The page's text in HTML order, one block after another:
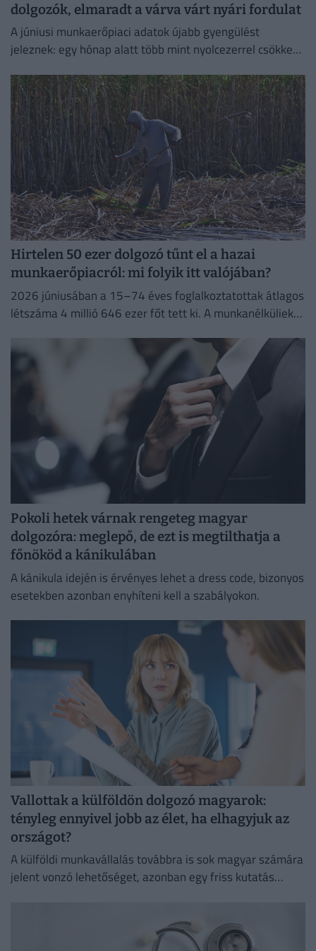
dolgozók, elmaradt a várva várt nyári fordulat
A júniusi munkaerőpiaci adatok újabb gyengülést
jeleznek: egy hónap alatt több mint nyolcezerrel csökkent
Hirtelen 50 ezer dolgozó tűnt el a hazai
munkaerőpiacról: mi folyik itt valójában?
2026 júniusában a 15–74 éves foglalkoztatottak átlagos
létszáma 4 millió 646 ezer főt tett ki. A munkanélküliek
Pokoli hetek várnak rengeteg magyar
dolgozóra: meglepő, de ezt is megtilthatja a
főnököd a kánikulában
A kánikula idején is érvényes lehet a dress code, bizonyos
esetekben azonban enyhíteni kell a szabályokon.
Vallottak a külföldön dolgozó magyarok:
tényleg ennyivel jobb az élet, ha elhagyjuk az
országot?
A külföldi munkavállalás továbbra is sok magyar számára
jelent vonzó lehetőséget, azonban egy friss kutatás